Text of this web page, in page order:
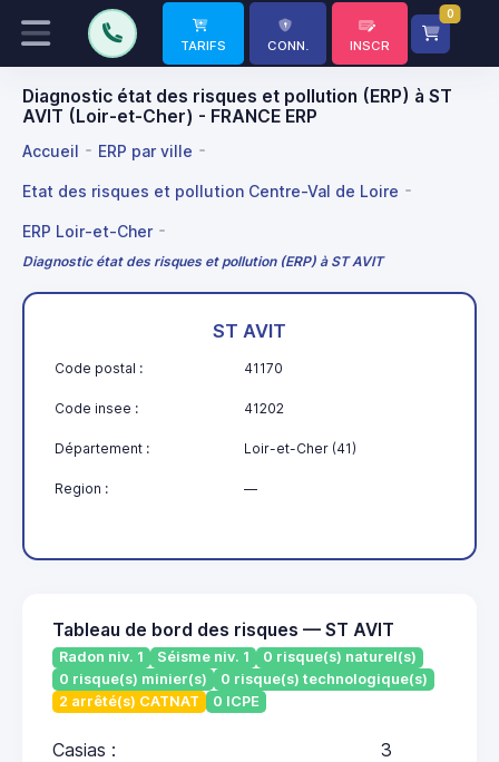
TARIFS CONN. INSCR
0
Diagnostic état des risques et pollution (ERP) à ST
AVIT (Loir-et-Cher) - FRANCE ERP
Accueil ERP par ville
Etat des risques et pollution Centre-Val de Loire
ERP Loir-et-Cher
Diagnostic état des risques et pollution (ERP) à ST AVIT
ST AVIT
Code postal : 41170
Code insee : 41202
Département : Loir-et-Cher (41)
Region : —
Tableau de bord des risques — ST AVIT
Radon niv. 1 Séisme niv. 1
0 risque(s) naturel(s)
0 risque(s) minier(s)
0 risque(s) technologique(s)
2 arrêté(s) CATNAT
0 ICPE
Casias : 3